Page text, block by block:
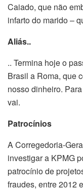
Caiado, que não
infarto do marido –
Aliás..
.. Termina hoje o
Brasil a Roma, que
nosso dinheiro.
vai.
Patrocínios
A Corregedoria-
investigar a KPMG
patrocínio de
fraudes, entre 2012